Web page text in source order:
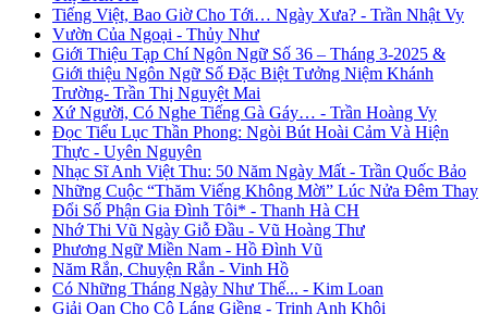
Tiếng Việt, Bao Giờ Cho Tới… Ngày Xưa? - Trần Nhật Vy
Vườn Của Ngoại - Thủy Như
Giới Thiệu Tạp Chí Ngôn Ngữ Số 36 – Tháng 3-2025 &
Giới thiệu Ngôn Ngữ Số Đặc Biệt Tưởng Niệm Khánh
Trường- Trần Thị Nguyệt Mai
Xứ Người, Có Nghe Tiếng Gà Gáy… - Trần Hoàng Vy
Đọc Tiểu Lục Thần Phong: Ngòi Bút Hoài Cảm Và Hiện
Thực - Uyên Nguyên
Nhạc Sĩ Anh Việt Thu: 50 Năm Ngày Mất - Trần Quốc Bảo
Những Cuộc “Thăm Viếng Không Mời” Lúc Nửa Đêm Thay
Đổi Số Phận Gia Đình Tôi* - Thanh Hà CH
Nhớ Thi Vũ Ngày Giỗ Đầu - Vũ Hoàng Thư
Phương Ngữ Miền Nam - Hồ Đình Vũ
Năm Rắn, Chuyện Rắn - Vinh Hồ
Có Những Tháng Ngày Như Thế... - Kim Loan
Giải Oan Cho Cô Láng Giềng - Trịnh Anh Khôi